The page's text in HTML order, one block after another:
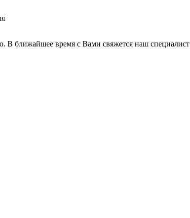
В ближайшее время с Вами свяжется наш специалист